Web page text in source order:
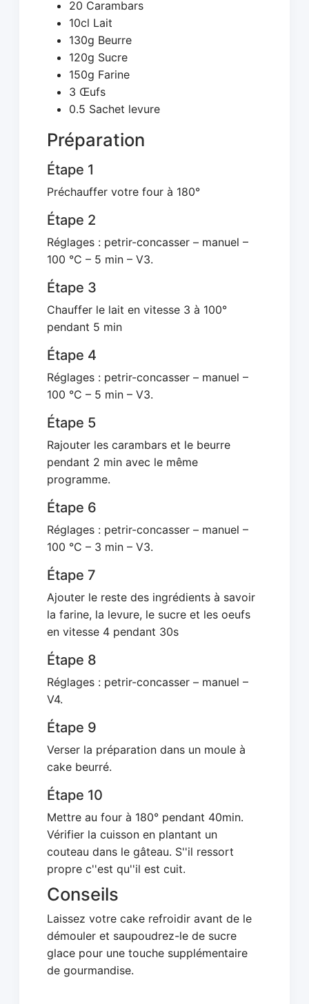
20 Carambars
10cl Lait
130g Beurre
120g Sucre
150g Farine
3 Œufs
0.5 Sachet levure
Préparation
Étape 1
Préchauffer votre four à 180°
Étape 2
Réglages : petrir-concasser – manuel –
100 °C – 5 min – V3.
Étape 3
Chauffer le lait en vitesse 3 à 100°
pendant 5 min
Étape 4
Réglages : petrir-concasser – manuel –
100 °C – 5 min – V3.
Étape 5
Rajouter les carambars et le beurre
pendant 2 min avec le même
programme.
Étape 6
Réglages : petrir-concasser – manuel –
100 °C – 3 min – V3.
Étape 7
Ajouter le reste des ingrédients à savoir
la farine, la levure, le sucre et les oeufs
en vitesse 4 pendant 30s
Étape 8
Réglages : petrir-concasser – manuel –
V4.
Étape 9
Verser la préparation dans un moule à
cake beurré.
Étape 10
Mettre au four à 180° pendant 40min.
Vérifier la cuisson en plantant un
couteau dans le gâteau. S''il ressort
propre c''est qu''il est cuit.
Conseils
Laissez votre cake refroidir avant de le
démouler et saupoudrez-le de sucre
glace pour une touche supplémentaire
de gourmandise.